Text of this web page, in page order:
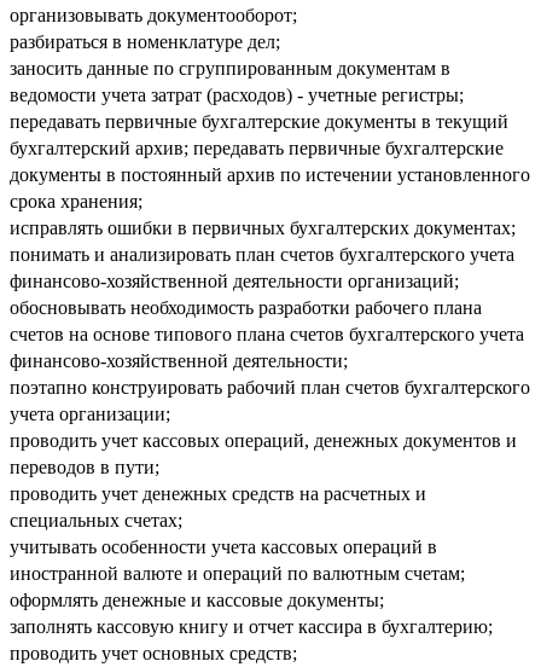
организовывать документооборот;
разбираться в номенклатуре дел;
заносить данные по сгруппированным документам в
ведомости учета затрат (расходов) - учетные регистры;
передавать первичные бухгалтерские документы в текущий
бухгалтерский архив; передавать первичные бухгалтерские
документы в постоянный архив по истечении установленного
срока хранения;
исправлять ошибки в первичных бухгалтерских документах;
понимать и анализировать план счетов бухгалтерского учета
финансово-хозяйственной деятельности организаций;
обосновывать необходимость разработки рабочего плана
счетов на основе типового плана счетов бухгалтерского учета
финансово-хозяйственной деятельности;
поэтапно конструировать рабочий план счетов бухгалтерского
учета организации;
проводить учет кассовых операций, денежных документов и
переводов в пути;
проводить учет денежных средств на расчетных и
специальных счетах;
учитывать особенности учета кассовых операций в
иностранной валюте и операций по валютным счетам;
оформлять денежные и кассовые документы;
заполнять кассовую книгу и отчет кассира в бухгалтерию;
проводить учет основных средств;